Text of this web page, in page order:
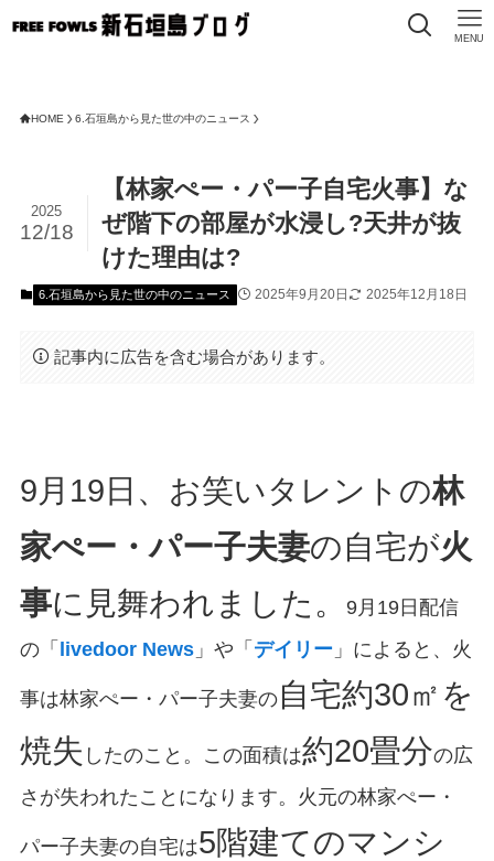
MENU
HOME 6.石垣島から見た世の中のニュース
【林家ぺー・パー子自宅火事】な
ぜ階下の部屋が水浸し?天井が抜
けた理由は?
2025
12/18
6.石垣島から見た世の中のニュース 2025年9月20日 2025年12月18日
記事内に広告を含む場合があります。
9月19日、お笑いタレントの林
家ぺー・パー子夫妻の自宅が火
事に見舞われました。
9月19日配信
の「 livedoor News」や「 デイリー」によると、火
事は林家ぺー・パー子夫妻の自宅約30㎡を
焼失 したのこと。この面積は約20畳分の広
さが失われたことになります。火元の林家ぺー・
パー子夫妻の自宅は5階建てのマンシ